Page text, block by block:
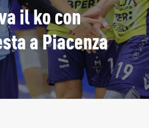
il ko con
a Piacenza